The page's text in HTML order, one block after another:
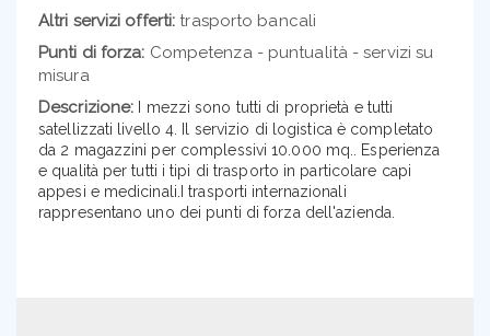
Altri servizi offerti:trasporto bancali
Punti di forza: Competenza - puntualità - servizi su
misura
Descrizione: I mezzi sono tutti di proprietà e tutti
satellizzati livello 4. Il servizio di logistica è completato
da 2 magazzini per complessivi 10.000 mq.. Esperienza
e qualità per tutti i tipi di trasporto in particolare capi
appesi e medicinali.I trasporti internazionali
rappresentano uno dei punti di forza dell'azienda.